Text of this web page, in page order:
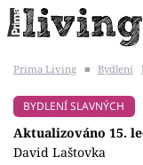
BYDLENÍ SLAVNÝCH
Prima Living ■ Bydlení
BYDLENÍ SLAVNÝCH
Aktualizováno 15.
David Laštovka